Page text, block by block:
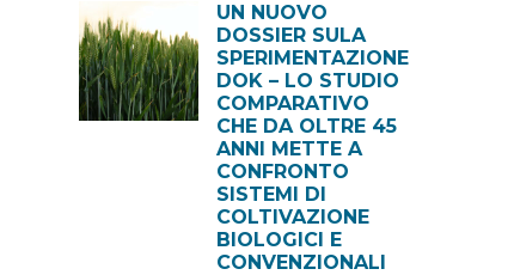
UN NUOVO
DOSSIER SULA
SPERIMENTAZIONE
DOK – LO STUDIO
COMPARATIVO
CHE DA OLTRE 45
ANNI METTE A
CONFRONTO
SISTEMI DI
COLTIVAZIONE
BIOLOGICI E
CONVENZIONALI